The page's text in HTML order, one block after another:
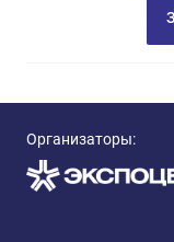
Организаторы: